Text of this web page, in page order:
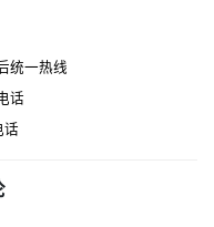
统一热线
话
话